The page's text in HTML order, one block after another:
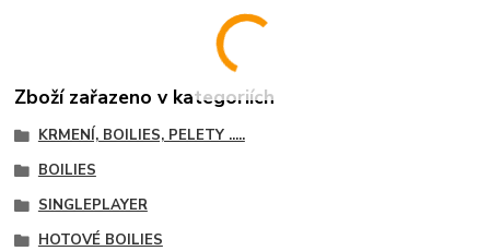
Zboží zařazeno v kategoriích
KRMENÍ, BOILIES, PELETY .....
BOILIES
SINGLEPLAYER
HOTOVÉ BOILIES